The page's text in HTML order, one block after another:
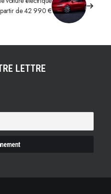
partir de 42 990 €
LETTRE